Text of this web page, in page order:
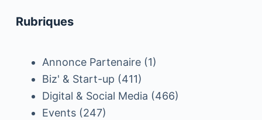
Rubriques
Annonce Partenaire(1)
Biz' & Start-up (411)
Digital & Social Media (466)
Events(247)